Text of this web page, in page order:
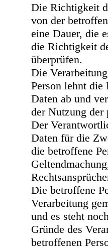
Die Richtigkeit
von der
eine Dauer, die
die Richtigkeit
überprüfen.
Die
Person lehnt die
Daten ab und
der Nutzung der
Der
Daten für die
die betroffene
Die betroffene
Verarbeitung
und es steht
Gründe des
betroffenen